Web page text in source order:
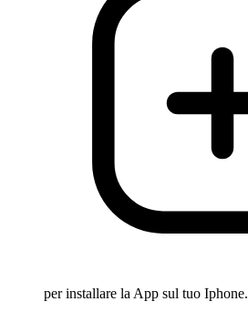
per installare la App sul tuo Iphone.